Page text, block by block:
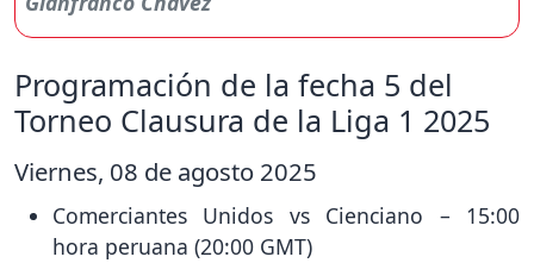
Programación de la fecha 5 del
Torneo Clausura de la Liga 1 2025
Viernes, 08 de agosto 2025
Comerciantes Unidos vs Cienciano – 15:00
hora peruana (20:00 GMT)